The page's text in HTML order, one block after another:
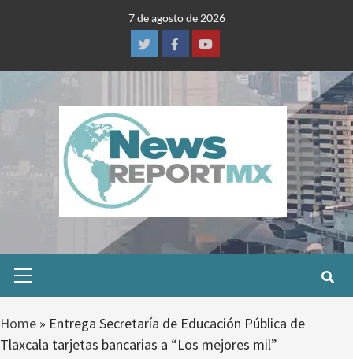
7 de agosto de 2026
TwitterFacebookYoutube
Menu
Home » Entrega Secretaría de Educación Pública de
Tlaxcala tarjetas bancarias a “Los mejores mil”